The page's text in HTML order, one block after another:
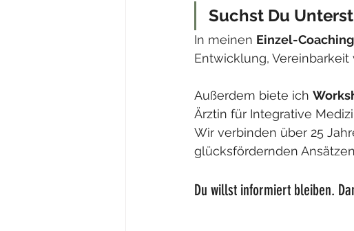
Suchst Du
In meinen Einzel-
Entwicklung, Vereinbarkeit
Außerdem biete ich
Ärztin für Integrative
Wir verbinden über 25
glücksfördernden
Du willst informiert bleiben.